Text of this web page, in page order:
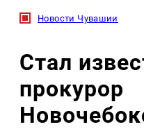
Новости Чувашии
Стал
прокурор